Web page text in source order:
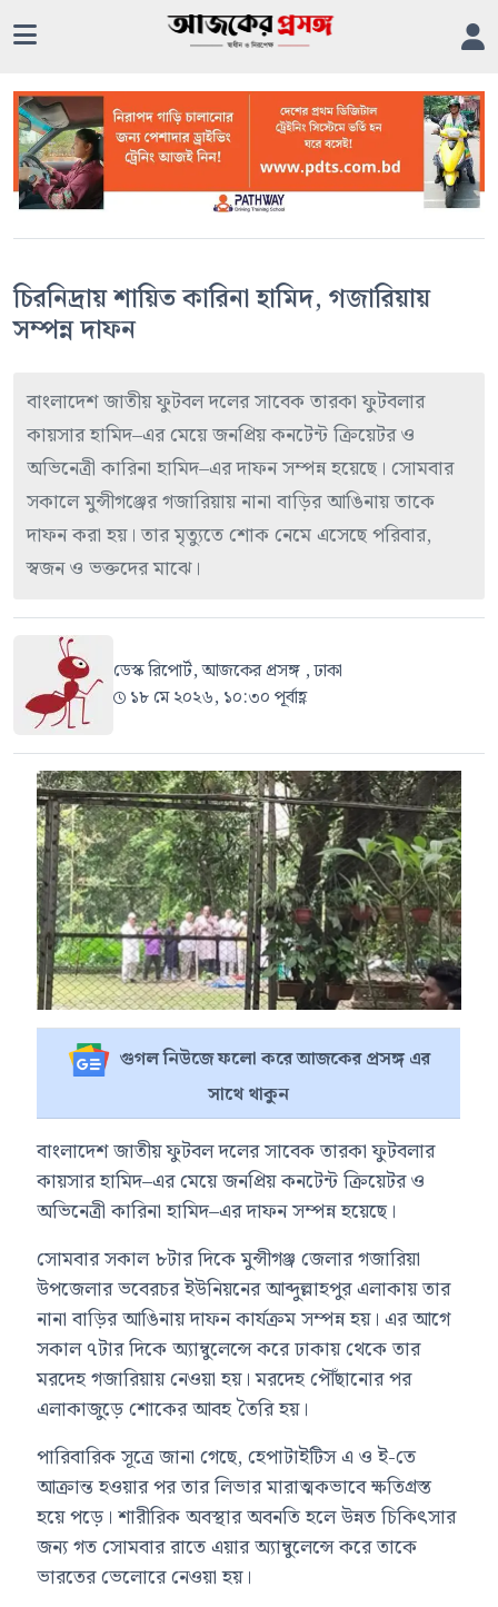
চিরনিদ্রায় শায়িত কারিনা হামিদ, গজারিয়ায়
সম্পন্ন দাফন
বাংলাদেশ জাতীয় ফুটবল দলের সাবেক তারকা ফুটবলার
কায়সার হামিদ–এর মেয়ে জনপ্রিয় কনটেন্ট ক্রিয়েটর ও
অভিনেত্রী কারিনা হামিদ–এর দাফন সম্পন্ন হয়েছে। সোমবার
সকালে মুন্সীগঞ্জের গজারিয়ায় নানা বাড়ির আঙিনায় তাকে
দাফন করা হয়। তার মৃত্যুতে শোক নেমে এসেছে পরিবার,
স্বজন ও ভক্তদের মাঝে।
ডেস্ক রিপোর্ট, আজকের প্রসঙ্গ , ঢাকা
১৮ মে ২০২৬, ১০:৩০ পূর্বাহ্ণ
গুগল নিউজে ফলো করে আজকের প্রসঙ্গ এর
সাথে থাকুন
বাংলাদেশ জাতীয় ফুটবল দলের সাবেক তারকা ফুটবলার
কায়সার হামিদ–এর মেয়ে জনপ্রিয় কনটেন্ট ক্রিয়েটর ও
অভিনেত্রীকারিনা হামিদ–এর দাফন সম্পন্ন হয়েছে।
সোমবার সকাল ৮টার দিকে মুন্সীগঞ্জ জেলার গজারিয়া
উপজেলার ভবেরচর ইউনিয়নের আব্দুল্লাহপুর এলাকায় তার
নানা বাড়ির আঙিনায় দাফন কার্যক্রম সম্পন্ন হয়। এর আগে
সকাল ৭টার দিকে অ্যাম্বুলেন্সে করে ঢাকায় থেকে তার
মরদেহ গজারিয়ায় নেওয়া হয়। মরদেহ পৌঁছানোর পর
এলাকাজুড়ে শোকের আবহ তৈরি হয়।
পারিবারিক সূত্রে জানা গেছে, হেপাটাইটিস এ ও ই-তে
আক্রান্ত হওয়ার পর তার লিভার মারাত্মকভাবে ক্ষতিগ্রস্ত
হয়ে পড়ে। শারীরিক অবস্থার অবনতি হলে উন্নত চিকিৎসার
জন্য গত সোমবার রাতে এয়ার অ্যাম্বুলেন্সে করে তাকে
ভারতের ভেলোরে নেওয়া হয়।